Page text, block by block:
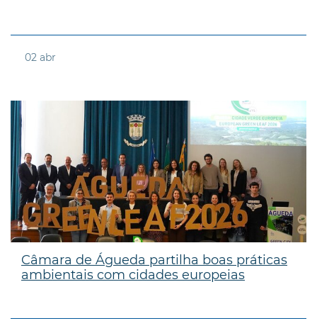
02 abr
Câmara de Águeda partilha boas práticas
ambientais com cidades europeias